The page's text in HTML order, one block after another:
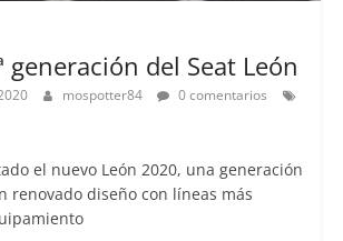
generación del Seat León
mospotter84
0 comentarios
el nuevo León 2020, una generación
renovado diseño con líneas más